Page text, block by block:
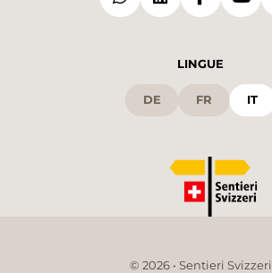
LINGUE
DE FR IT
© 2026 • Sentieri Svizzeri